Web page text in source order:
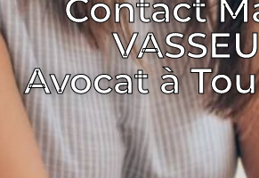
Contact
Avocat à